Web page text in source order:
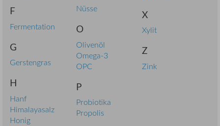
F
Fermentation
G
Gerstengras
H
Hanf
Himalayasalz
Honig
Nüsse
O
Olivenöl
Omega-3
OPC
P
Probiotika
Propolis
X
Xylit
Z
Zink